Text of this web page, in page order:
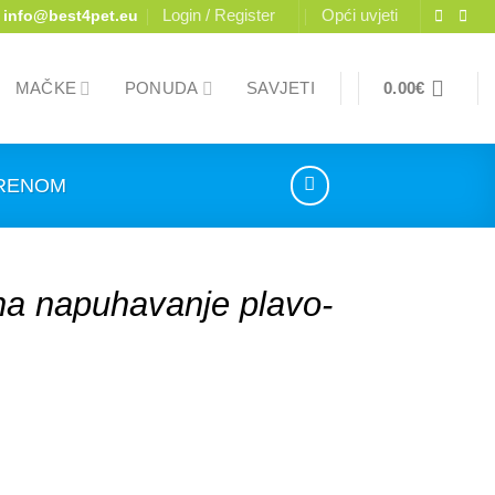
info@best4pet.eu Login / Register Opći uvjeti
MAČKE PONUDA SAVJETI 0.00€
napuhavanje plavo-